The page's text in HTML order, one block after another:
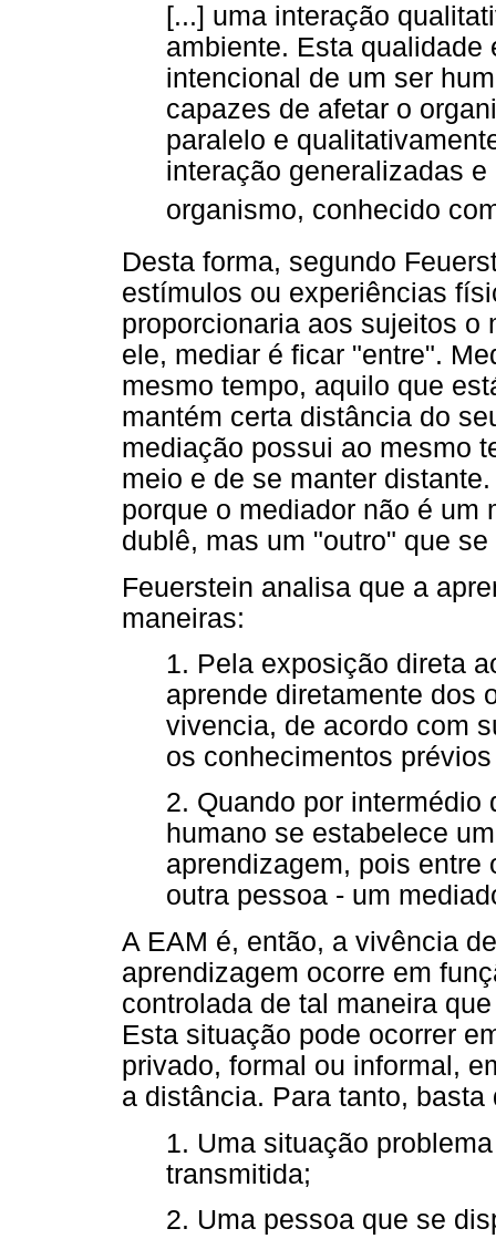
[...] uma interação
ambiente. Esta qualidade
intencional de um ser
capazes de afetar o
paralelo e
interação generalizadas
organismo, conhecido
Desta forma, segundo
estímulos ou experiências
proporcionaria aos sujeitos o
ele, mediar é ficar "entre".
mesmo tempo, aquilo que
mantém certa distância do
mediação possui ao mesmo
meio e de se manter
porque o mediador não é um
dublê, mas um "outro" que
Feuerstein analisa que a
maneiras:
1. Pela exposição direta
aprende diretamente dos
vivencia, de acordo com
os conhecimentos
2. Quando por intermédio
humano se estabelece
aprendizagem, pois entre
outra pessoa - um
A EAM é, então, a vivência
aprendizagem ocorre em
controlada de tal maneira
Esta situação pode ocorrer
privado, formal ou informal,
a distância. Para tanto,
1. Uma situação
transmitida;
2. Uma pessoa que se